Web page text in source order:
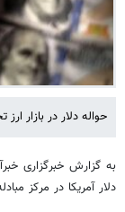
حواله دلار در بازار ارز تجاری به ۱۴۸ هزار و
دلار آمریکا در مرکز مبادله ارز و طلای